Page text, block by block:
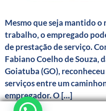
Mesmo que seja mantido
trabalho, o empregado
de prestação de serviço.
Fabiano Coelho de Souza,
Goiatuba (GO),
serviços entre um
empregador. O […]